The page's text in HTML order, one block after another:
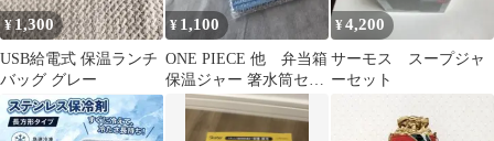
¥1,300
USB給電式 保温ランチ
バッグ グレー
¥ 1,100
ONE PIECE 他 弁当箱
保温ジャー 箸水筒セッ
トセブンイレブン限定
非売品
¥4,200
サーモス スープジャ
ーセット